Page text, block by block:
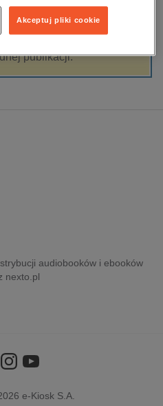
informatyka
Filtrowanie
publikacji.
audiobooków i ebooków
nexto.pl
e-Kiosk S.A.
Akceptuj pliki cookie